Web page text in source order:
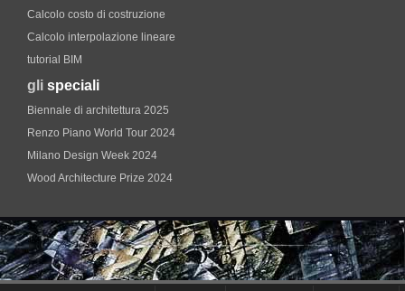
Calcolo costo di costruzione
Calcolo interpolazione lineare
tutorial BIM
gli speciali
Biennale di architettura 2025
Renzo Piano World Tour 2024
Milano Design Week 2024
Wood Architecture Prize 2024